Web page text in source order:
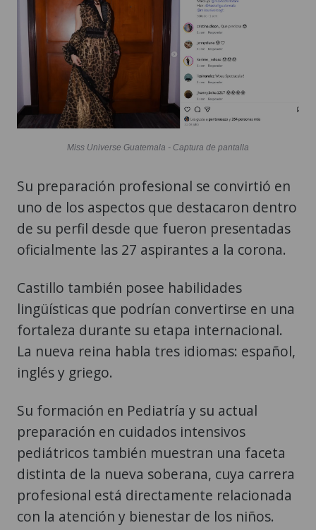
Miss Universe Guatemala - Captura de pantalla
Su preparación profesional se convirtió en
uno de los aspectos que destacaron dentro
de su perfil desde que fueron presentadas
oficialmente las 27 aspirantes a la corona.
Castillo también posee habilidades
lingüísticas que podrían convertirse en una
fortaleza durante su etapa internacional.
La nueva reina habla tres idiomas: español,
inglés y griego.
Su formación en Pediatría y su actual
preparación en cuidados intensivos
pediátricos también muestran una faceta
distinta de la nueva soberana, cuya carrera
profesional está directamente relacionada
con la atención y bienestar de los niños.